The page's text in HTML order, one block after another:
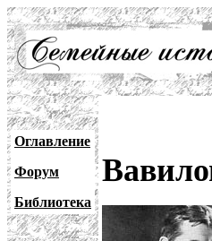
Оглавление
Форум
Библиотека